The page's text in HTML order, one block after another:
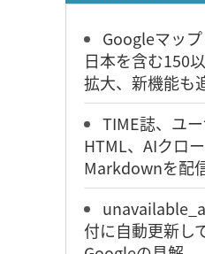
Googleマッ
日本を含む150
拡大、新機能も
TIME誌、ユ
HTML、AIクロ
Markdownを配
付に自動更新し